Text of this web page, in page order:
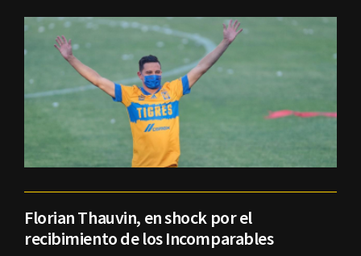
Florian Thauvin, en shock por el
recibimiento de los Incomparables